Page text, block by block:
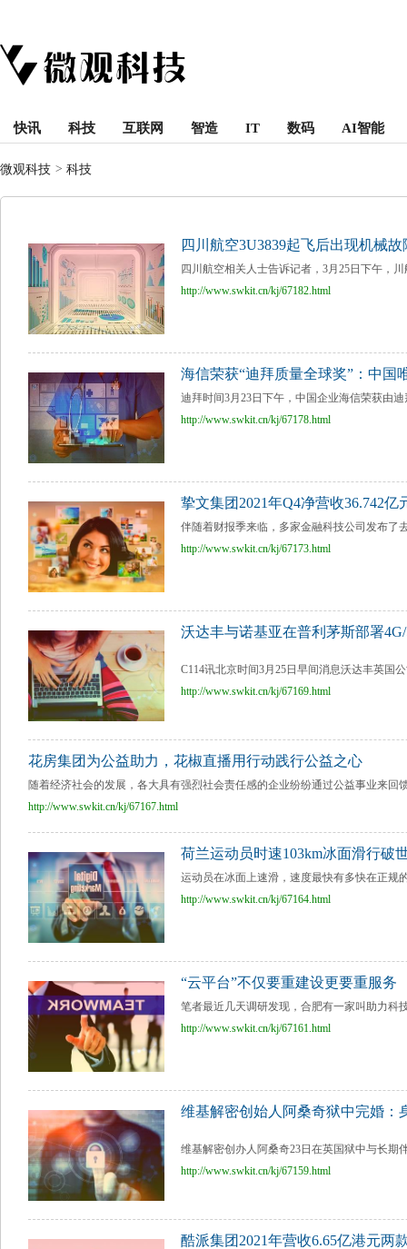
快讯 科技 互联网 智造 IT 数码 AI智能
微观科技 > 科技
四川航空3U3839起飞后出现机械
四川航空相关人士告诉记者，3月25日下午，
http://www.swkit.cn/kj/67182.html
海信荣获“迪拜质量全球奖”：中国
迪拜时间3月23日下午，中国企业海信荣获由
http://www.swkit.cn/kj/67178.html
挚文集团2021年Q4净营收36.742亿
伴随着财报季来临，多家金融科技公司发布了
http://www.swkit.cn/kj/67173.html
沃达丰与诺基亚在普利茅斯部署
C114讯北京时间3月25日早间消息沃达丰英国
http://www.swkit.cn/kj/67169.html
花房集团为公益助力，花椒直播用行动践行公益之心
随着经济社会的发展，各大具有强烈社会责任感的企业纷纷通过公益事业来
http://www.swkit.cn/kj/67167.html
荷兰运动员时速103km冰面滑行破
运动员在冰面上速滑，速度最快有多快在正规
http://www.swkit.cn/kj/67164.html
“云平台”不仅要重建设更要重服务
笔者最近几天调研发现，合肥有一家叫助力科
http://www.swkit.cn/kj/67161.html
维基解密创始人阿桑奇狱中完婚：
维基解密创办人阿桑奇23日在英国狱中与长期
http://www.swkit.cn/kj/67159.html
酷派集团2021年营收6.65亿港元两